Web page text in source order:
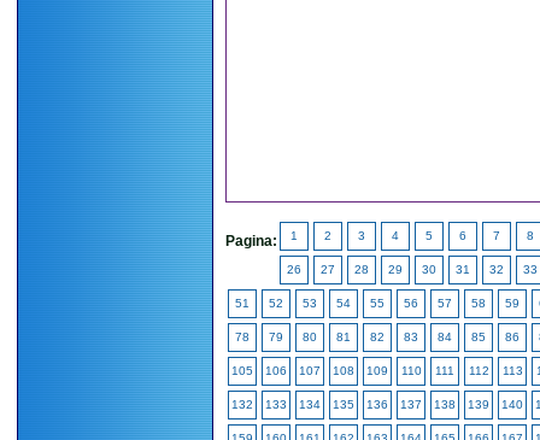
Pagina: 1 2 3 4 5 6 7 8
26 27 28 29 30 31 32 33
51 52 53 54 55 56 57 58 59
78 79 80 81 82 83 84 85 86
105 106 107 108 109 110 111 112 113
132 133 134 135 136 137 138 139 140